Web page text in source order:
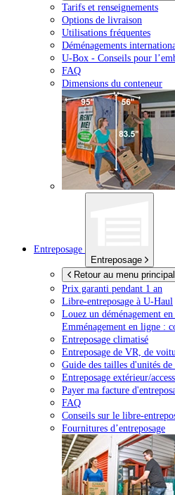
Tarifs et renseignements
Options de livraison
Utilisations fréquentes
Déménagements
U-Box - Conseils pour
FAQ
Dimensions du conteneur
Entreposage
Entreposage
Retour au menu principal
Prix garanti pendant 1 an
Libre-entreposage à U-Haul
Louez un déménagement
Emménagement en ligne :
Entreposage climatisé
Entreposage de VR, de
Guide des tailles d'unités
Entreposage extérieur/
Payer ma facture
FAQ
Conseils sur le libre-
Fournitures d’entreposage